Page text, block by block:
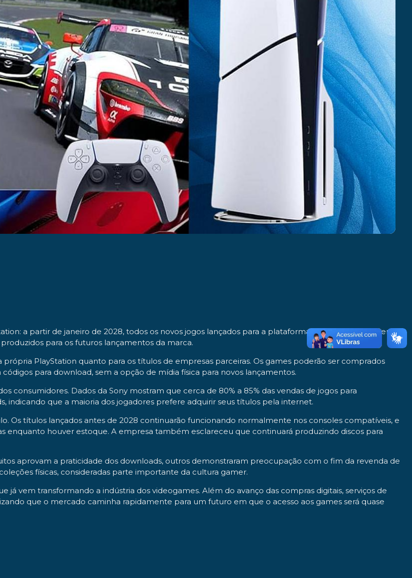
a partir de janeiro de 2028, todos os novos jogos lançados para a plataforma serão vendidos apenas
para os futuros lançamentos da marca.
PlayStation quanto para os títulos de empresas parceiras. Os games poderão ser comprados
para download, sem a opção de mídia física para novos lançamentos.
Dados da Sony mostram que cerca de 80% a 85% das vendas de jogos para
indicando que a maioria dos jogadores prefere adquirir seus títulos pela internet.
Os títulos lançados antes de 2028 continuarão funcionando normalmente nos consoles compatíveis, e
enquanto houver estoque. A empresa também esclareceu que continuará produzindo discos para
aprovam a praticidade dos downloads, outros demonstraram preocupação com o fim da revenda de
físicas, consideradas parte importante da cultura gamer.
vem transformando a indústria dos videogames. Além do avanço das compras digitais, serviços de
que o mercado caminha rapidamente para um futuro em que o acesso aos games será quase